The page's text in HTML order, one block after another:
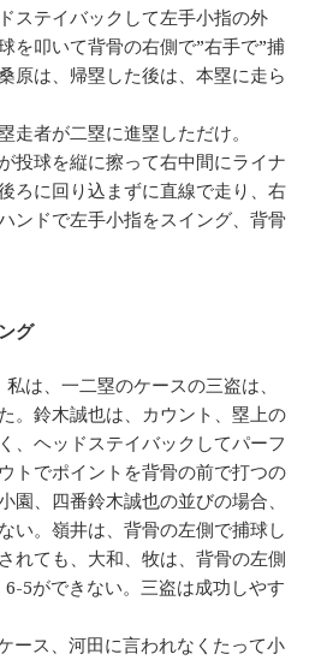
ステイバックして左手小指の外
を叩いて背骨の右側で”右手で”捕
原は、帰塁した後は、本塁に走ら
走者が二塁に進塁しただけ。
投球を縦に擦って右中間にライナ
ろに回り込まずに直線で走り、右
ンドで左手小指をスイング、背骨
グ
は、一二塁のケースの三盗は、
。鈴木誠也は、カウント、塁上の
、ヘッドステイバックしてパーフ
トでポイントを背骨の前で打つの
園、四番鈴木誠也の並びの場合、
い。嶺井は、背骨の左側で捕球し
れても、大和、牧は、背骨の左側
5ができない。三盗は成功しやす
ース、河田に言われなくたって小